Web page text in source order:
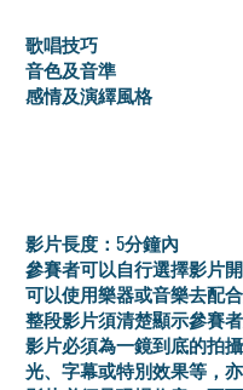
歌唱技巧
音色及音準
感情及演繹風格
影片長度：5分鐘內
參賽者可以自行選擇影片
可以使用樂器或音樂去配合
整段影片須清楚顯示參賽者
影片必須為一鏡到底的拍
光、字幕或特別效果等，